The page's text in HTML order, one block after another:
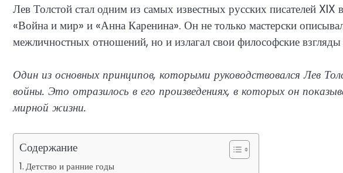
Лев Толстой стал одним из самых известных русских писателей XIX
«Война и мир» и «Анна Каренина». Он не только мастерски
межличностных отношений, но и излагал свои философские взгляды
Один из основных принципов, которыми руководствовался Лев
войны. Это отразилось в его произведениях, в которых он
мирной жизни.
Содержание
Детство и ранние годы